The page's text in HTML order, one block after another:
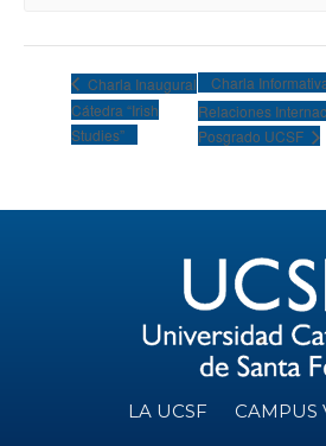
Charla Inaugural
Cátedra “Irish
Studies”
Charla
Relaciones
Posgrado UCSF
LA UCSF CAMPUS